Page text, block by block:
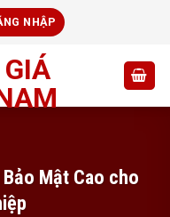
NHẬP
Mật Cao cho